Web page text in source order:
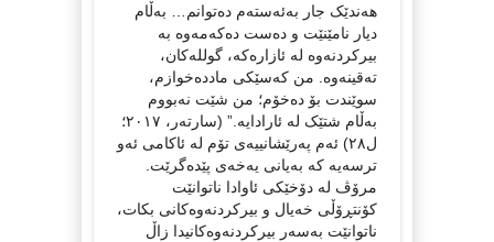
هەندێک جار بەئەستەم دەتوانم… بەڵام
دیار نامێنێت و دەست دەکەمەوە بە
بیرکردنەوە لە ئازارەکە، گوللەکان،
تەقینەوە. من کەسێکی ماددەخوازم،
سوێندت بۆ دەخۆم؛ من شێت نەبووم
بەڵام شتێک لە ئارادایە.” (سارتەر، ٢٠١٧؛
ل٢٨) ئەم پەرێشانییەی تۆم لە ئاکامی ئەو
ترسەیە کە بەیانی یەخەی پێدەگرێت.
مرۆڤ لە دۆخێکی ئاوادا ناتوانێت
کۆنتڕۆڵی خەیال و بیرکردنەوەکانی بکات،
ناتوانێت بەسەر بیرکردنەوەکانیدا زاڵ